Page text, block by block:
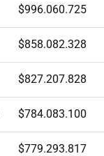
$996.060.725
$858.082.328
$827.207.828
$784.083.100
$779.293.817